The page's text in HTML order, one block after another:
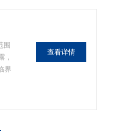
围
，
界
查看详情